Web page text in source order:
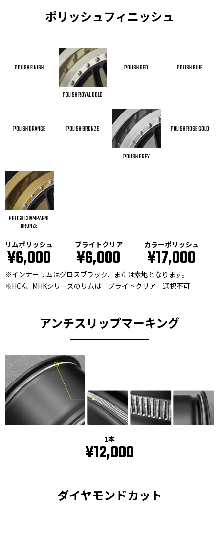
ポリッシュフィニッシュ
POLISH FINISH
POLISH ROYAL GOLD
POLISH RED POLISH BLUE
POLISH ORANGE POLISH BRONZE
POLISH GREY
POLISH ROSE GOLD
POLISH CHAMPAGNE
BRONZE
リムポリッシュ
¥6,000
ブライトクリア
¥6,000
カラーポリッシュ
¥17,000
※インナーリムはグロスブラック、または素地となります。
※HCK、MHKシリーズのリムは「ブライトクリア」選択不可
アンチスリップマーキング
1本
¥12,000
ダイヤモンドカット